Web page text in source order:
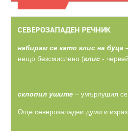
СЕВЕРОЗАПАДЕН РЕЧНИК
набирам се като глис на буца
нещо безсмислено (глис -
склопил ушите – умърлушил се
Още северозападни думи и